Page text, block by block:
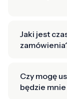
Jaki jest
Czy mogę
będzie